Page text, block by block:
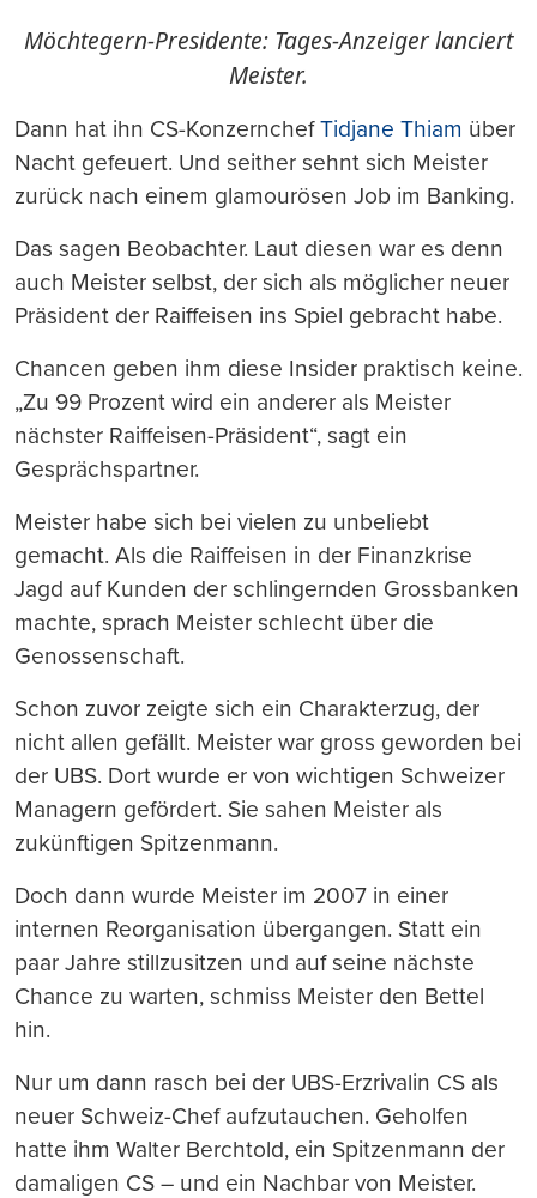
Möchtegern-Presidente: Tages-Anzeiger lanciert
Meister.
Dann hat ihn CS-KonzernchefTidjane Thiam über
Nacht gefeuert. Und seither sehnt sich Meister
zurück nach einem glamourösen Job im Banking.
Das sagen Beobachter. Laut diesen war es denn
auch Meister selbst, der sich als möglicher neuer
Präsident der Raiffeisen ins Spiel gebracht habe.
Chancen geben ihm diese Insider praktisch keine.
„Zu 99 Prozent wird ein anderer als Meister
nächster Raiffeisen-Präsident“, sagt ein
Gesprächspartner.
Meister habe sich bei vielen zu unbeliebt
gemacht. Als die Raiffeisen in der Finanzkrise
Jagd auf Kunden der schlingernden Grossbanken
machte, sprach Meister schlecht über die
Genossenschaft.
Schon zuvor zeigte sich ein Charakterzug, der
nicht allen gefällt. Meister war gross geworden bei
der UBS. Dort wurde er von wichtigen Schweizer
Managern gefördert. Sie sahen Meister als
zukünftigen Spitzenmann.
Doch dann wurde Meister im 2007 in einer
internen Reorganisation übergangen. Statt ein
paar Jahre stillzusitzen und auf seine nächste
Chance zu warten, schmiss Meister den Bettel
hin.
Nur um dann rasch bei der UBS-Erzrivalin CS als
neuer Schweiz-Chef aufzutauchen. Geholfen
hatte ihm Walter Berchtold, ein Spitzenmann der
damaligen CS – und ein Nachbar von Meister.